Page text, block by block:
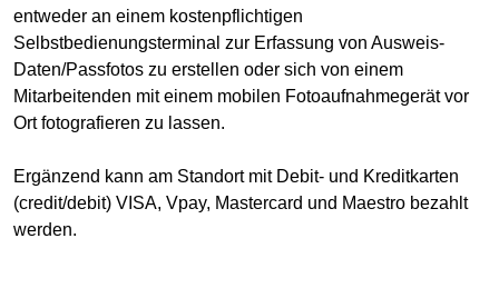
entweder an einem kostenpflichtigen
Selbstbedienungsterminal zur Erfassung von Ausweis-
Daten/Passfotos zu erstellen oder sich von einem
Mitarbeitenden mit einem mobilen Fotoaufnahmegerät vor
Ort fotografieren zu lassen.
Ergänzend kann am Standort mit Debit- und Kreditkarten
(credit/debit) VISA, Vpay, Mastercard und Maestro bezahlt
werden.